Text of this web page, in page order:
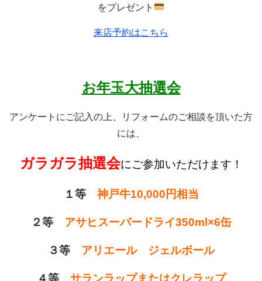
をプレゼント
来店予約はこちら
お年玉大抽選会
アンケートにご記入の上、リフォームのご相談を頂いた方
には、
ガラガラ抽選会にご参加いただけます！
１等神戸牛10,000円相当
２等 アサヒスーパードライ350ml×6缶
３等 アリエール ジェルボール
４等 サランラップまたはクレラップ